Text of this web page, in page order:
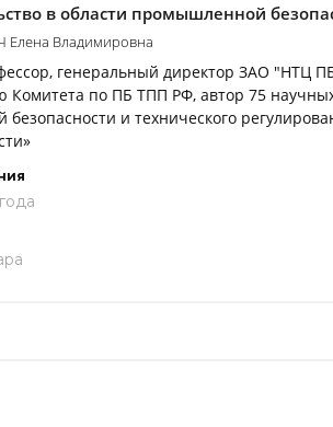
в области промышленной
Елена Владимировна
генеральный директор ЗАО "НТЦ
Комитета по ПБ ТПП РФ, автор 75
и технического